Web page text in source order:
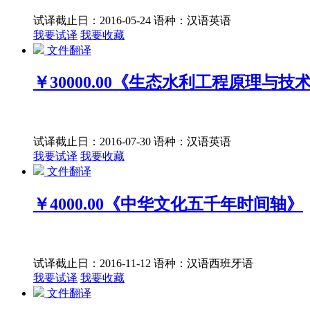
试译截止日：2016-05-24 语种：汉语英语
我要试译 我要收藏
文件翻译
￥30000.00 《生态水利工程原理与技
试译截止日：2016-07-30 语种：汉语英语
我要试译 我要收藏
文件翻译
￥4000.00 《中华文化五千年时间轴》
试译截止日：2016-11-12 语种：汉语西班牙语
我要试译 我要收藏
文件翻译